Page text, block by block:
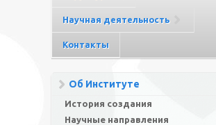
Научная деятельность
Контакты
Об Институте
История создания
Научные направления